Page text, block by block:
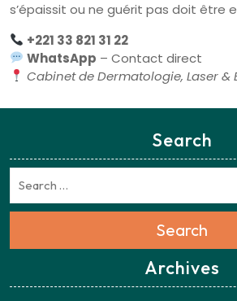
s’épaissit ou ne guérit pas doit être
+221 33 821 31 22
WhatsApp – Contact direct
Cabinet de Dermatologie, Laser &
Search
Search
Archives